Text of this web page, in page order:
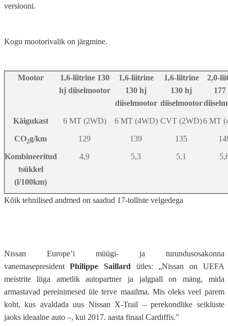
versiooni.
Kogu mootorivalik on järgmine.
Mootor
1,6-liitrine 130
hj diiselmootor
1,6-liitrine
130 hj
diiselmootor
1,6-liitrine
130 hj
diiselmootor
2,0-
Käigukast 6 MT (2WD) 6 MT (4WD) CVT (2WD)6 MT
CO2g/km 129 139 135
Kombineeritud
tsükkel
(l/100km)
4,9 5,3 5,1
Kõik tehnilised andmed on saadud 17-tolliste velgedega
Nissan Europe’i müügi- ja turundusosakonna
vanemasepresidentPhilippe Saillard ütles: „Nissan on UEFA
meistrite liiga ametlik autopartner ja jalgpall on mäng, mida
armastavad pereinimesed üle terve maailma. Mis oleks veel parem
koht, kus avaldada uus Nissan X-Trail – perekondlike seikluste
jaoks ideaalne auto –, kui 2017. aasta finaal Cardiffis.”